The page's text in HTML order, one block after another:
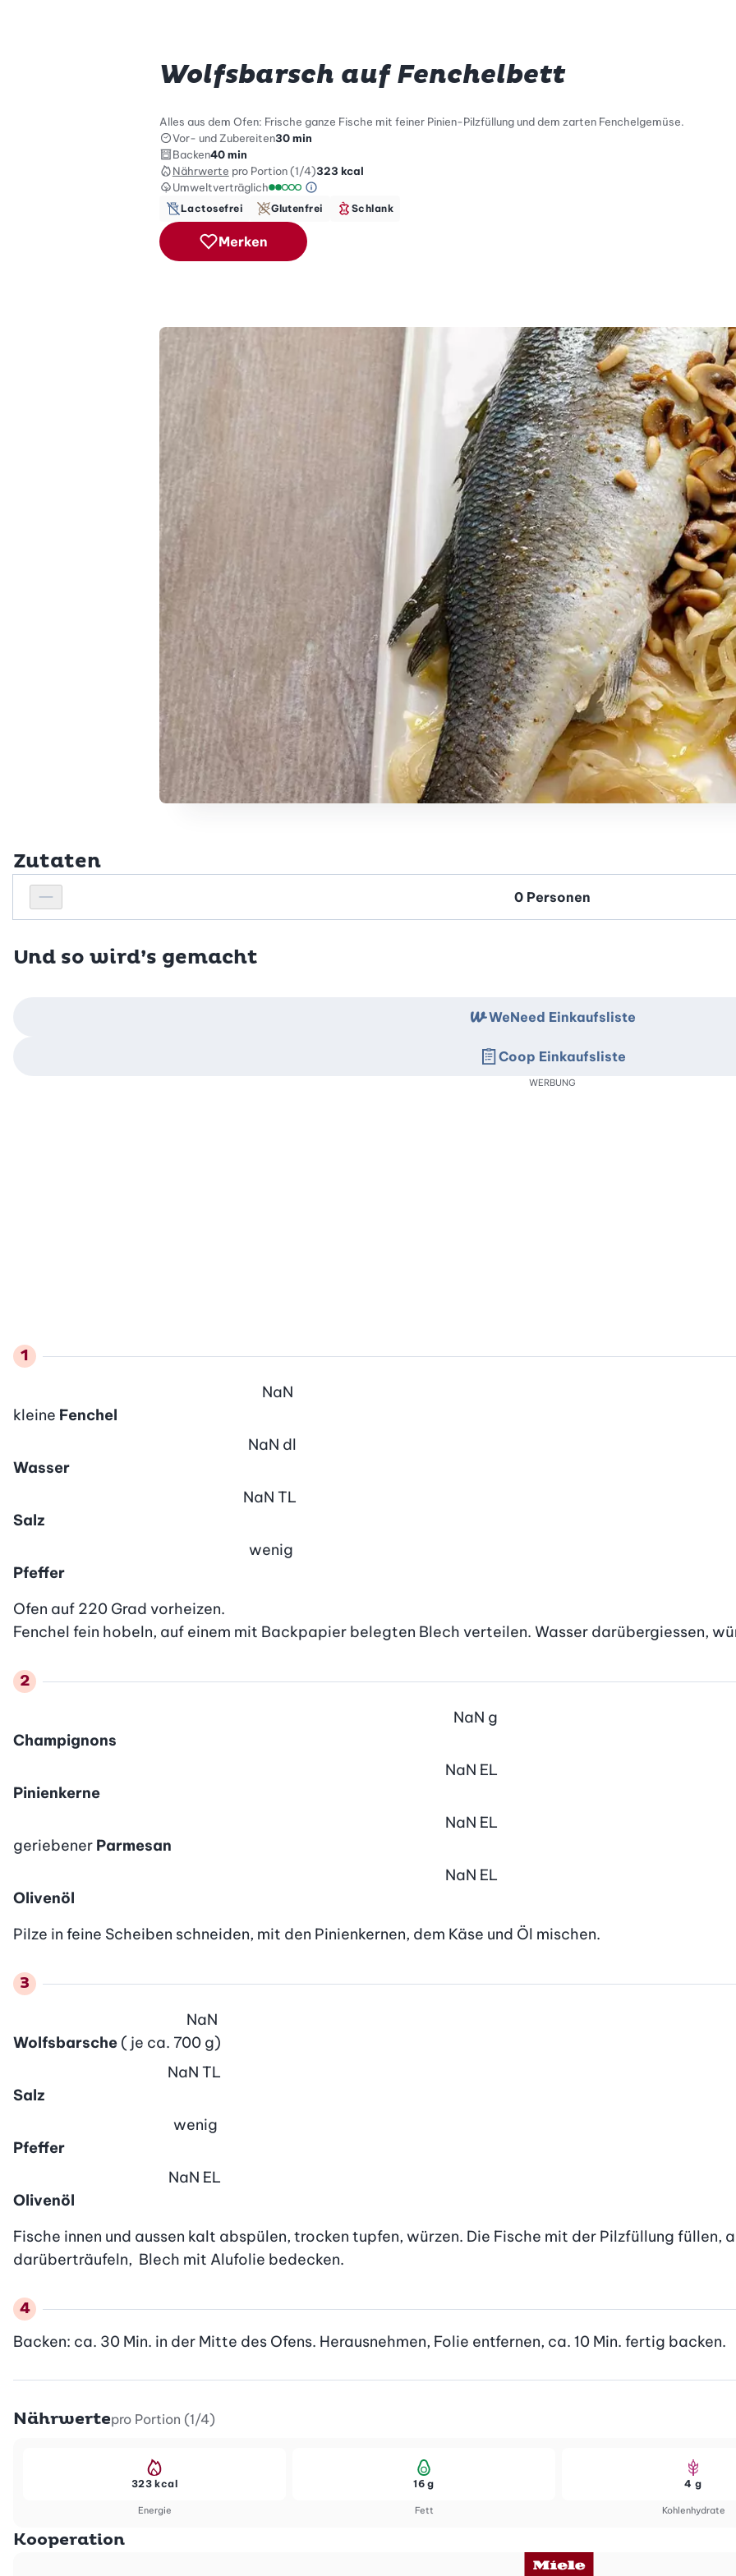
Wolfsbarsch auf Fenchelbett
Alles aus dem Ofen: Frische ganze Fische mit feiner Pinien-Pilzfüllung und dem zarten Fenchelgemüse.
Vor- und Zubereiten30 min
Backen40 min
Nährwerte pro Portion (1/4)323 kcal
Umweltverträglich
Umweltverträglichkeitsskala: 2 von 5
Green Betty Skala Info
Lactosefrei Glutenfrei Schlank
Merken
Zutaten
Personenanzahl verringern
Personenanzahl
Und so wird’s gemacht
kleine Fenchel
NaN
Wasser
NaN dl
Salz
NaN TL
Pfeffer
wenig
Ofen auf 220 Grad vorheizen.
Fenchel fein hobeln, auf einem mit Backpapier belegten Blech verteilen. Wasser darübergiessen,
Champignons
NaN g
Pinienkerne
NaN EL
geriebener Parmesan
NaN EL
Olivenöl
NaN EL
Pilze in feine Scheiben schneiden, mit den Pinienkernen, dem Käse und Öl mischen.
Wolfsbarsche ( je ca. 700 g)
NaN
Salz
NaN TL
Pfeffer
wenig
Olivenöl
NaN EL
Fische innen und aussen kalt abspülen, trocken tupfen, würzen. Die Fische mit der Pilzfüllung füllen,
darüberträufeln,  Blech mit Alufolie bedecken.
Backen: ca. 30 Min. in der Mitte des Ofens. Herausnehmen, Folie entfernen, ca. 10 Min. fertig backen.
WeNeed Einkaufsliste
Coop Einkaufsliste
WERBUNG
Nährwertepro Portion (1/4)
Energie
323 kcal
Fett
16 g
Kohlenhydrate
4 g
Kooperation